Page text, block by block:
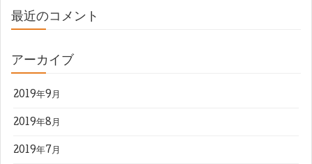
最近のコメント
アーカイブ
2019年9月
2019年8月
2019年7月